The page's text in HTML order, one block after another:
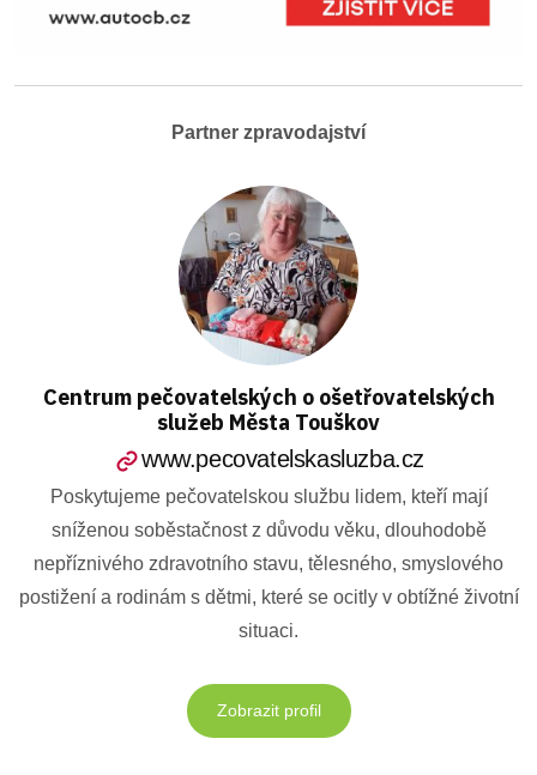
Partner zpravodajství
Centrum pečovatelských o ošetřovatelských
služeb Města Touškov
www.pecovatelskasluzba.cz
Poskytujeme pečovatelskou službu lidem, kteří mají
sníženou soběstačnost z důvodu věku, dlouhodobě
nepříznivého zdravotního stavu, tělesného, smyslového
postižení a rodinám s dětmi, které se ocitly v obtížné životní
situaci.
Zobrazit profil